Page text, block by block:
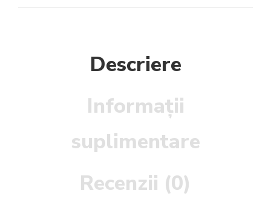
Descriere
Informații
suplimentare
Recenzii (0)